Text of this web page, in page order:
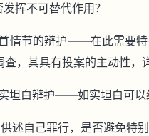
挥不可替代作用？
情节的辩护——在此需要特
查，其具有投案的主动性，
坦白辩护——如实坦白可以
供述自己罪行，是否避免特